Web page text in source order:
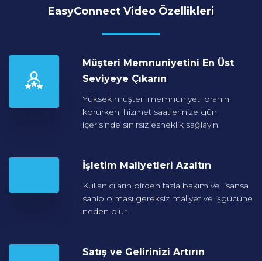
EasyConnect Video Özellikleri
Müşteri Memnuniyetini En Üst
Seviyeye Çıkarın
Yüksek müşteri memnuniyeti oranını
korurken, hizmet saatlerinize gün
içerisinde sınırsız esneklik sağlayın.
İşletim Maliyetleri Azaltın
Kullanıcıların birden fazla bakım ve lisansa
sahip olması gereksiz maliyet ve işgücüne
neden olur.
Satış ve Gelirinizi Artırın